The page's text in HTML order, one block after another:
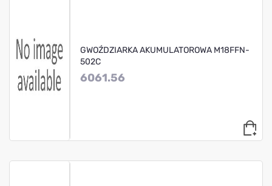
GWOŹDZIARKA AKUMULATOROWA M18FFN-
502C
6061.56